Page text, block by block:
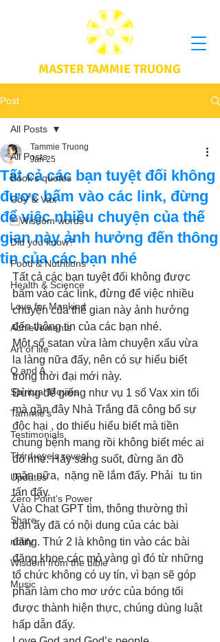
MASTER TAMMIE TRUONG
Post
All Posts
Book's quotes
CoV & Vax
Wisdom words
Did you know?
Food & Nutritions
Health & Science
Love for Mankind
Achievements
Art of life
Q and A
Spiritual Movies
Tammie's
Testimonials
Third-eye's reveal
Updates
Zero Point's Power
Share
notify
Wisdom from the bible
Music
All Posts
Tất cả các bạn tuyệt đối không
được bấm vào các link, đừng
để việc nhiều chuyện của thế
gian này ảnh hưởng đến thông
tin của các bạn nhé
Tammie Truong
Jan 25
Tất cả các bạn tuyệt đối không được
bấm vào các link, đừng để việc nhiều
chuyện của thế gian này ảnh hưởng
đến thông tin của các bạn nhé.
Một số satan vừa làm chuyện xấu vừa
la làng nữa đấy, nên có sự hiểu biết
trong thời đại mới này.
Đừng để giống như vụ 1 số Vax xin tối
mà gần đây Nhà Trắng đã công bố sự
độc hại , do thiếu hiểu biết mà tiền
chung bệnh mang rồi không biết méc ai
đó nhé. Hãy sáng suốt, đừng ăn đồ
mặn nữa,  nặng nề lắm đấy. Phải  tu tin
tấn đấy.
Vào Chat GPT tìm, thông thường thì
bạn ấy đã có nội dung của các bài
đăng. Thứ 2 là không tin vào các bài
đăng khoe các mỏ vàng gì đó từ những
tổ chức không có uy tín, vì bạn sẽ góp
phần làm cho mơ ước của bóng tối
được thành hiện thực, chúng dùng luật
hấp dẫn đấy.